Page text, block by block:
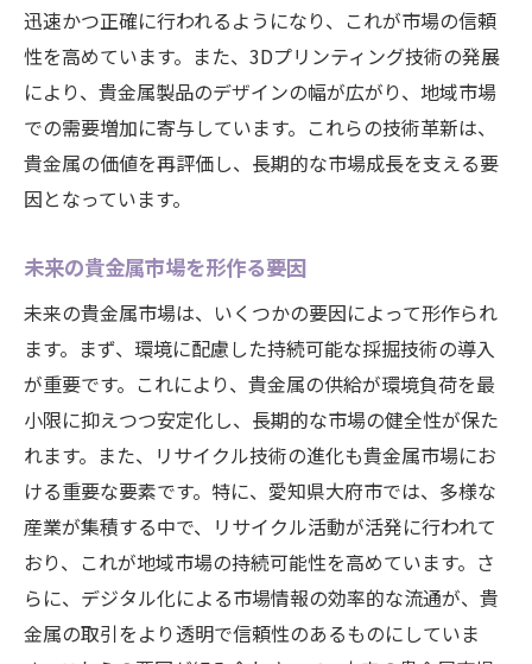
迅速かつ正確に行われるようになり、これが市場の信頼
性を高めています。また、3Dプリンティング技術の発展
により、貴金属製品のデザインの幅が広がり、地域市場
での需要増加に寄与しています。これらの技術革新は、
貴金属の価値を再評価し、長期的な市場成長を支える要
因となっています。
未来の貴金属市場を形作る要因
未来の貴金属市場は、いくつかの要因によって形作られ
ます。まず、環境に配慮した持続可能な採掘技術の導入
が重要です。これにより、貴金属の供給が環境負荷を最
小限に抑えつつ安定化し、長期的な市場の健全性が保た
れます。また、リサイクル技術の進化も貴金属市場にお
ける重要な要素です。特に、愛知県大府市では、多様な
産業が集積する中で、リサイクル活動が活発に行われて
おり、これが地域市場の持続可能性を高めています。さ
らに、デジタル化による市場情報の効率的な流通が、貴
金属の取引をより透明で信頼性のあるものにしていま